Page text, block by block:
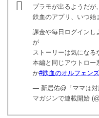
プラモが出るようだが、
鉄血のアプリ、いつ始
課金や毎日ログインし
が
ストーリーは気になる
本編と同じアウトロー
か#鉄血のオルフェンズ
— 新居佑@「ママは対
マガジンで連載開始